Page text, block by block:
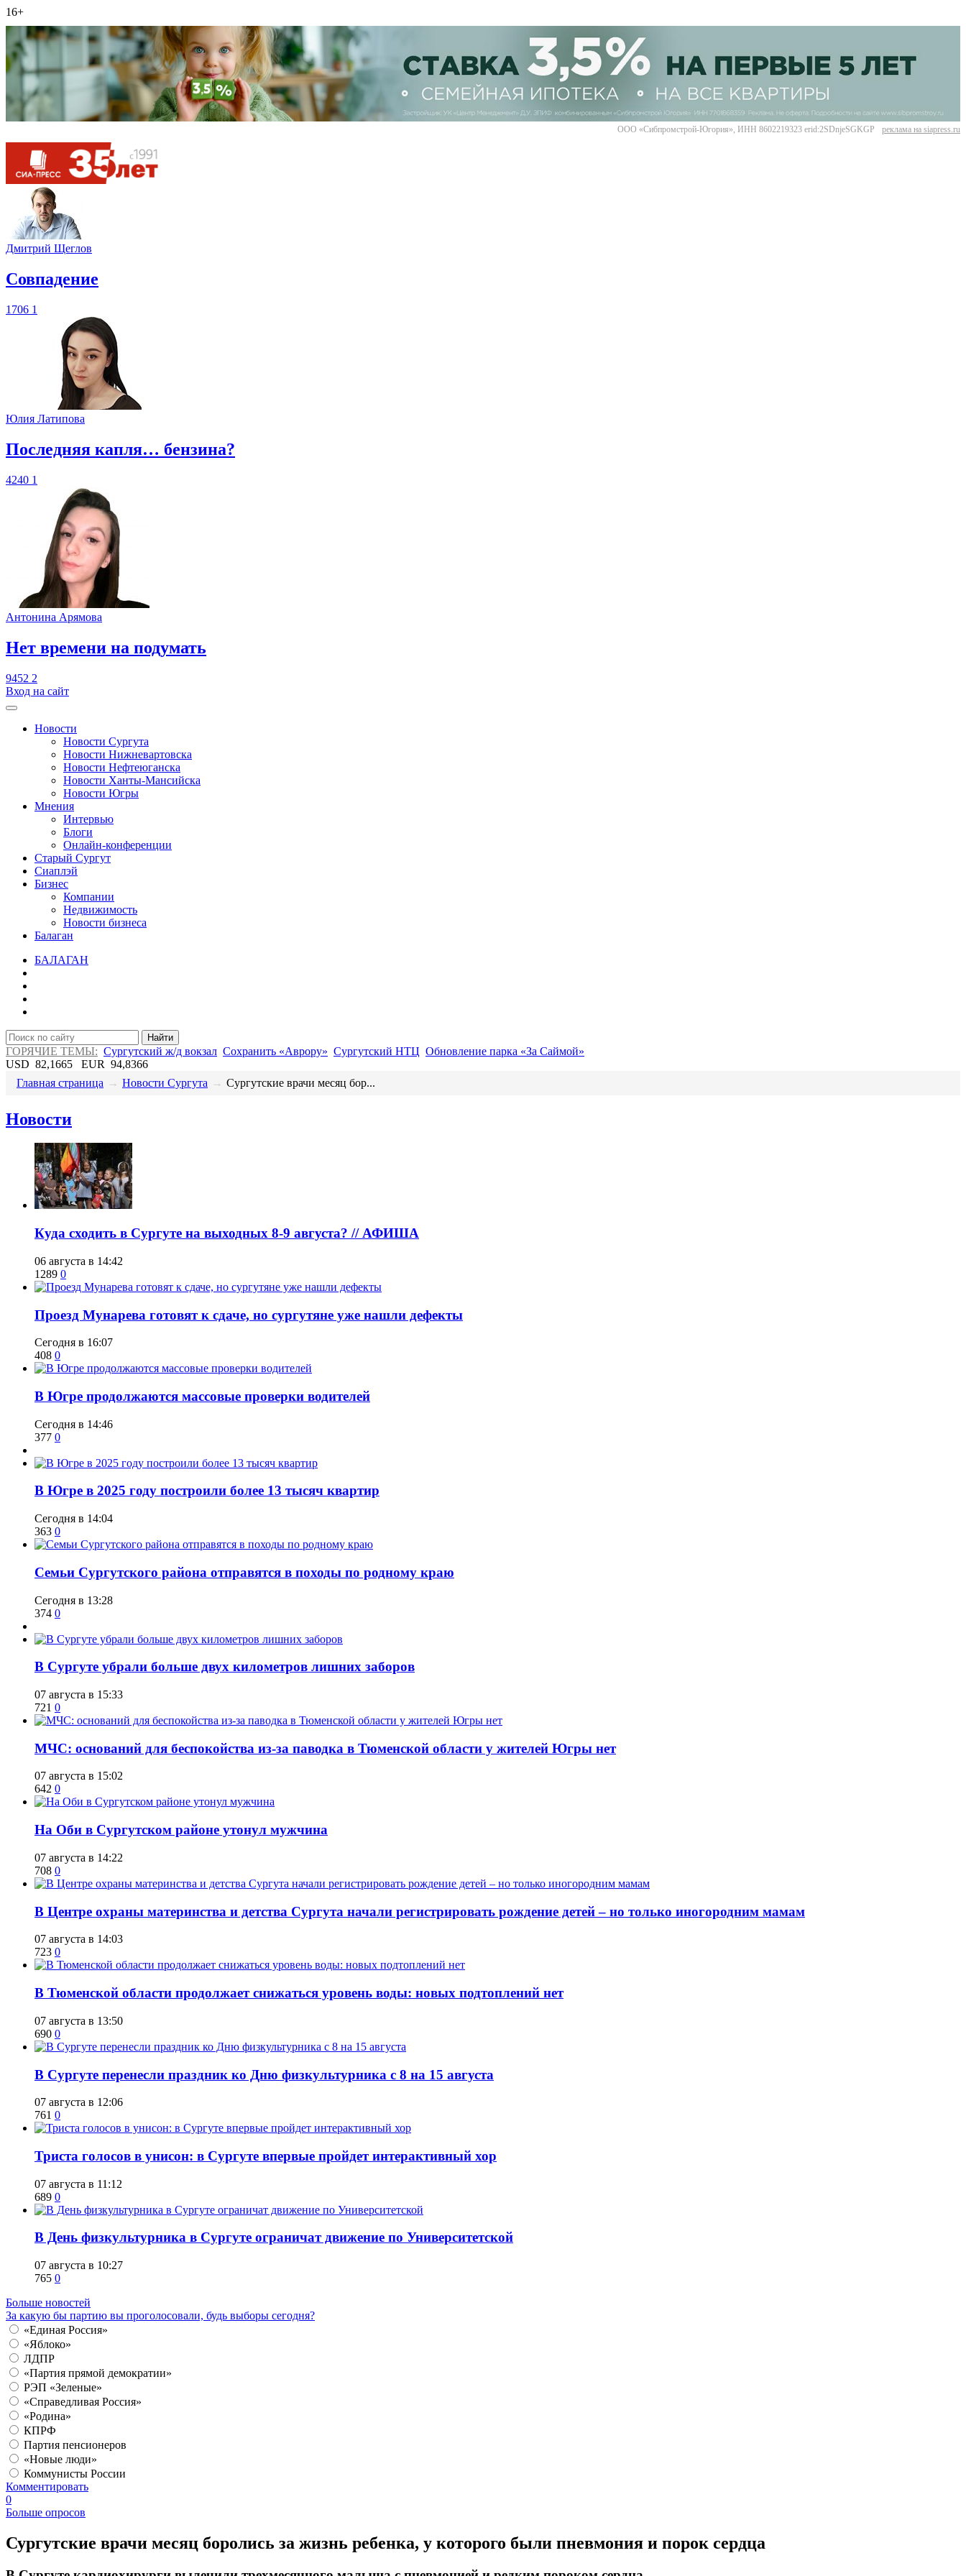
16+
ООО «Сибпромстрой-Югория», ИНН 8602219323 erid:2SDnjeSGKGP реклама на siapress.ru
Дмитрий Щеглов
​Совпадение
1706 1
Юлия Латипова
​Последняя капля… бензина?
4240 1
Антонина Арямова
​Нет времени на подумать
9452 2
Вход на сайт
Новости
Новости Сургута
Новости Нижневартовска
Новости Нефтеюганска
Новости Ханты-Мансийска
Новости Югры
Мнения
Интервью
Блоги
Онлайн-конференции
Старый Сургут
Сиаплэй
Бизнес
Компании
Недвижимость
Новости бизнеса
Балаган
БАЛАГАН
Найти
ГОРЯЧИЕ ТЕМЫ: Сургутский ж/д вокзал Сохранить «Аврору» Сургутский НТЦ Обновление парка «За Саймой»
USD 82,1665 EUR 94,8366
Главная страница → Новости Сургута → Сургутские врачи месяц бор...
Новости
​Куда сходить в Сургуте на выходных 8-9 августа? // АФИША
06 августа в 14:42
1289 0
​Проезд Мунарева готовят к сдаче, но сургутяне уже нашли дефекты
Сегодня в 16:07
408 0
​В Югре продолжаются массовые проверки водителей
Сегодня в 14:46
377 0
​В Югре в 2025 году построили более 13 тысяч квартир
Сегодня в 14:04
363 0
​Семьи Сургутского района отправятся в походы по родному краю
Сегодня в 13:28
374 0
​В Сургуте убрали больше двух километров лишних заборов
07 августа в 15:33
721 0
​МЧС: оснований для беспокойства из-за паводка в Тюменской области у жителей Югры нет
07 августа в 15:02
642 0
​На Оби в Сургутском районе утонул мужчина
07 августа в 14:22
708 0
​В Центре охраны материнства и детства Сургута начали регистрировать рождение детей – но только иногородним мамам
07 августа в 14:03
723 0
​В Тюменской области продолжает снижаться уровень воды: новых подтоплений нет
07 августа в 13:50
690 0
​В Сургуте перенесли праздник ко Дню физкультурника с 8 на 15 августа
07 августа в 12:06
761 0
​Триста голосов в унисон: в Сургуте впервые пройдет интерактивный хор
07 августа в 11:12
689 0
​В День физкультурника в Сургуте ограничат движение по Университетской
07 августа в 10:27
765 0
Больше новостей
За какую бы партию вы проголосовали, будь выборы сегодня?
«Единая Россия»
«Яблоко»
ЛДПР
«Партия прямой демократии»
РЭП «Зеленые»
«Справедливая Россия»
«Родина»
КПРФ
Партия пенсионеров
«Новые люди»
Коммунисты России
Комментировать
0
Больше опросов
Сургутские врачи месяц боролись за жизнь ребенка, у которого были пневмония и порок сердца